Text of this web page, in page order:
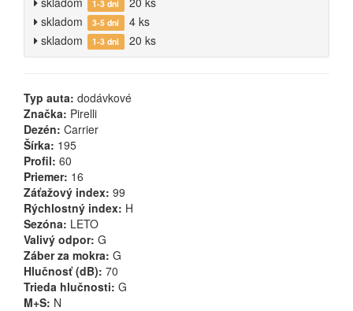
1-3 dni
skladom
3-5 dní
4 ks
skladom
1-3 dni 20 ks
Typ auta: dodávkové
Značka: Pirelli
Dezén: Carrier
Šírka: 195
Profil: 60
Priemer: 16
Záťažový index: 99
Rýchlostný index: H
Sezóna: LETO
Valivý odpor: G
Záber za mokra: G
Hlučnosť (dB): 70
Trieda hlučnosti: G
M+S: N